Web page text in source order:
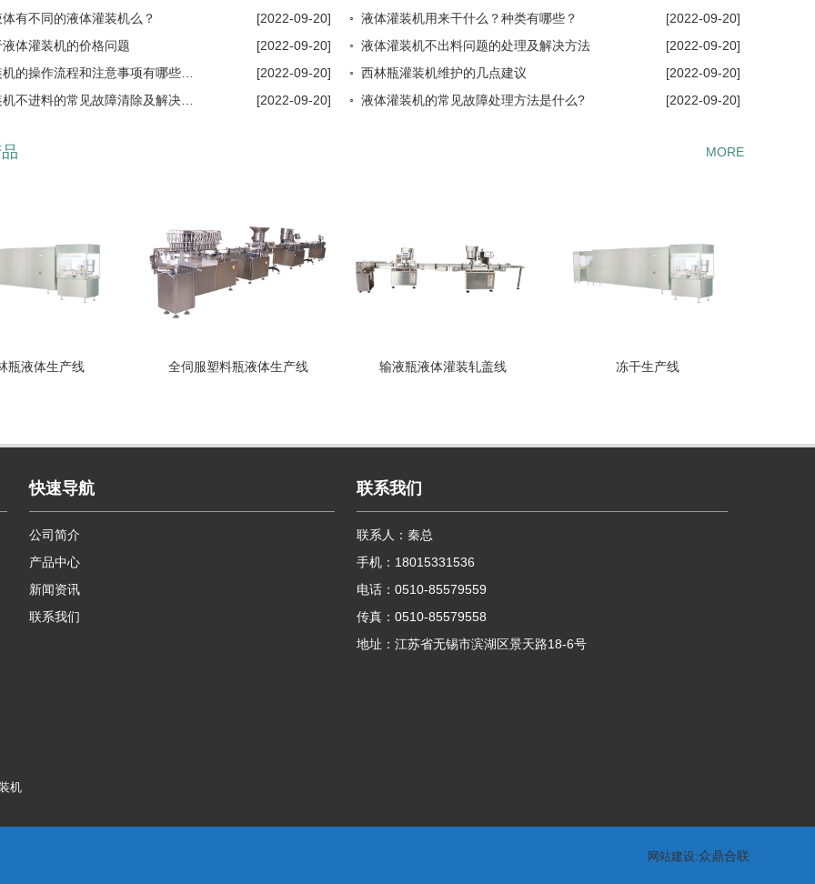
有不同的液体灌装机么？
[2022-09-20] ◦ 液体灌装机用来干什么？种类有哪些？
[2022-09-20]
体灌装机的价格问题
[2022-09-20] ◦ 液体灌装机不出料问题的处理及解决方法
[2022-09-20]
[2022-09-20] ◦ 西林瓶灌装机维护的几点建议
[2022-09-20]
[2022-09-20] ◦ 液体灌装机的常见故障处理方法是什么? [2022-09-20]
MORE
瓶液体生产线 全伺服塑料瓶液体生产线 输液瓶液体灌装轧盖线 冻干生产线
快速导航
公司简介
产品中心
新闻资讯
联系我们
联系我们
联系人：秦总
手机：18015331536
电话：0510-85579559
传真：0510-85579558
地址：江苏省无锡市滨湖区景天路18-6号
机
网站建设:众鼎合联